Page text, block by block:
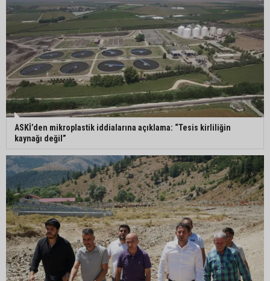
Adana’da sıcaklık alarmı: Hissedilen 43 dereceyi
bulacak
Yumurtalık’ta ulaşım çalışmaları hızlandı: Yol ve
kaldırımlar yenileniyor
Otoyolda akılalmaz olay: Önce çaldılar, sonra
Müzeyyen Şevkin: “Mısırın alım fiyatı en az 17 lira
olarak açıklanmalı”
95 yaşındaki kadının arsa satışında yeni perde:
Kızı suçlamaları reddetti
ASKİ’den mikroplastik iddialarına açıklama: “Tesis kirliliğin
kaynağı değil”